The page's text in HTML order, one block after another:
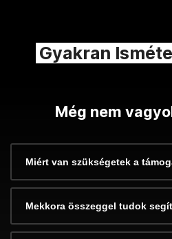
Gyakran
Még nem
Miért van szükségetek a
Mekkora összeggel tudok